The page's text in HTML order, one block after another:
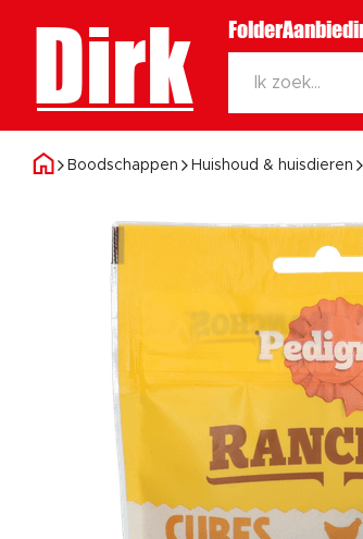
Dirk Folder
Boodschappen Huishoud & huisdieren